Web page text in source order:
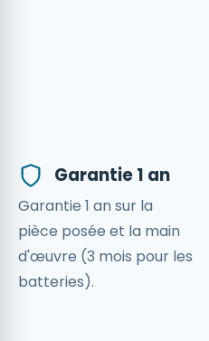
Garantie 1 an
Garantie 1 an sur la
pièce posée et la main
d'œuvre (3 mois pour les
batteries).